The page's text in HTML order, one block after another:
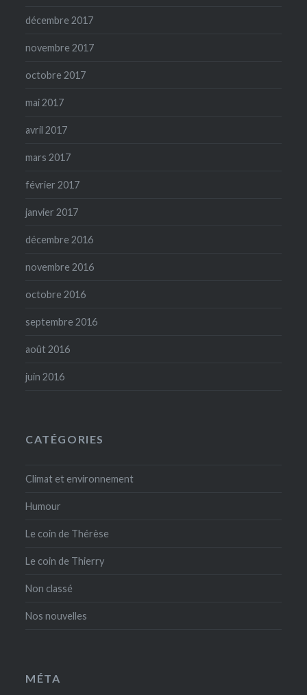
décembre 2017
novembre 2017
octobre 2017
mai 2017
avril 2017
mars 2017
février 2017
janvier 2017
décembre 2016
novembre 2016
octobre 2016
septembre 2016
août 2016
juin 2016
CATÉGORIES
Climat et environnement
Humour
Le coin de Thérèse
Le coin de Thierry
Non classé
Nos nouvelles
MÉTA